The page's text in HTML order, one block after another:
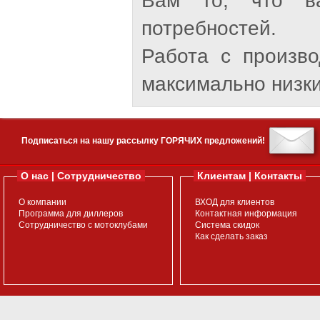
потребностей.
Работа с
максимально
Подписаться на нашу рассылку ГОРЯЧИХ предложений!
О нас | Сотрудничество
О компании
Программа для диллеров
Сотрудничество с мотоклубами
Клиентам | Контакты
ВХОД для клиентов
Контактная информация
Система скидок
Как сделать заказ